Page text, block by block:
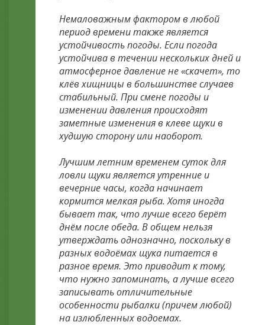
Немаловажным фактором в любой
период времени также является
устойчивость погоды. Если погода
устойчива в течении нескольких дней и
атмосферное давление не «скачет», то
клёв хищницы в большинстве случаев
стабильный. При смене погоды и
изменении давления происходят
заметные изменения в клеве щуки в
худшую сторону или наоборот.
Лучшим летним временем суток для
ловли щуки является утренние и
вечерние часы, когда начинает
кормится мелкая рыба. Хотя иногда
бывает так, что лучше всего берёт
днём после обеда. В общем нельзя
утверждать однозначно, поскольку в
разных водоёмах щука питается в
разное время. Это приводит к тому,
что нужно запоминать, а лучше всего
записывать отличительные
особенности рыбалки (причем любой)
на излюбленных водоемах.